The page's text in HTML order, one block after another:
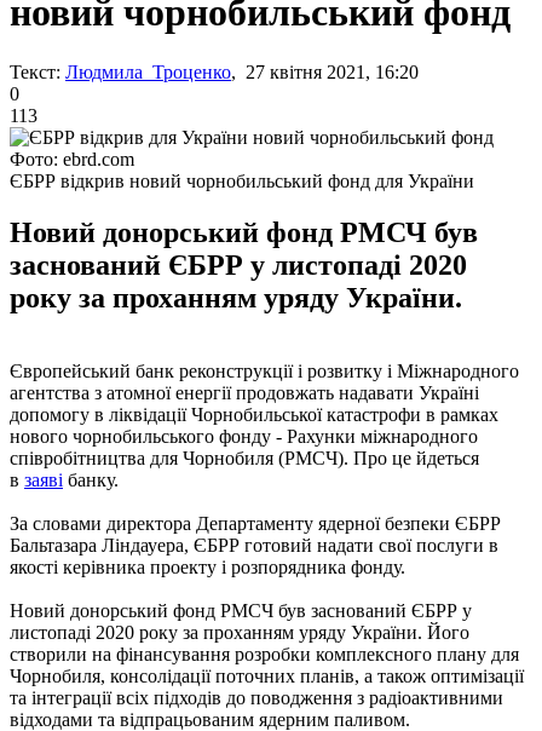
новий чорнобильський фонд
Текст: Людмила Троценко, 27 квітня 2021, 16:20
0
113
Фото: ebrd.com
ЄБРР відкрив новий чорнобильський фонд для України
Новий донорський фонд РМСЧ був
заснований ЄБРР у листопаді 2020
року за проханням уряду України.
Європейський банк реконструкції і розвитку і Міжнародного
агентства з атомної енергії продовжать надавати Україні
допомогу в ліквідації Чорнобильської катастрофи в рамках
нового чорнобильського фонду - Рахунки міжнародного
співробітництва для Чорнобиля (РМСЧ). Про це йдеться
в заяві банку.
За словами директора Департаменту ядерної безпеки ЄБРР
Бальтазара Ліндауера, ЄБРР готовий надати свої послуги в
якості керівника проекту і розпорядника фонду.
Новий донорський фонд РМСЧ був заснований ЄБРР у
листопаді 2020 року за проханням уряду України. Його
створили на фінансування розробки комплексного плану для
Чорнобиля, консолідації поточних планів, а також оптимізації
та інтеграції всіх підходів до поводження з радіоактивними
відходами та відпрацьованим ядерним паливом.